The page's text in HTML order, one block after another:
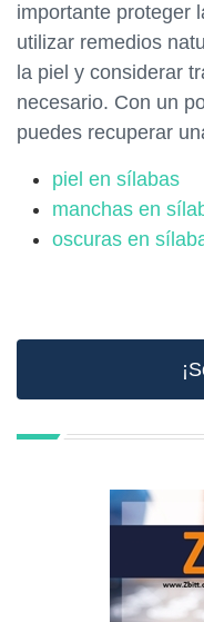
importante proteger
utilizar remedios
la piel y considerar
necesario. Con un
puedes recuperar
piel en sílabas
manchas en
oscuras en